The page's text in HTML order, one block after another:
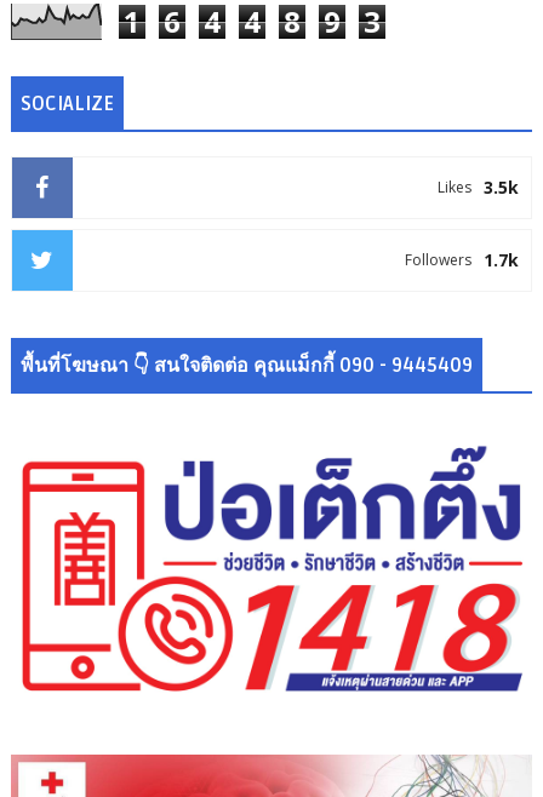
1 6 4 4 8 9 3
SOCIALIZE
3.5k
Likes
1.7k
Followers
พื้นที่โฆษณา 👇 สนใจติดต่อ คุณแม็กกี้ 090 - 9445409